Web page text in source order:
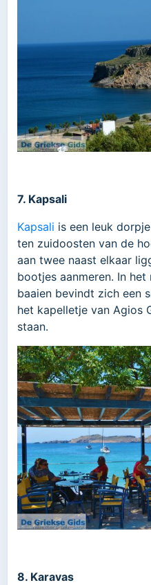
7. Kapsali
Kapsali is een leuk
ten zuidoosten van de
aan twee naast elkaar
bootjes aanmeren. In
baaien bevindt zich een
het kapelletje van Agios
staan.
8. Karavas